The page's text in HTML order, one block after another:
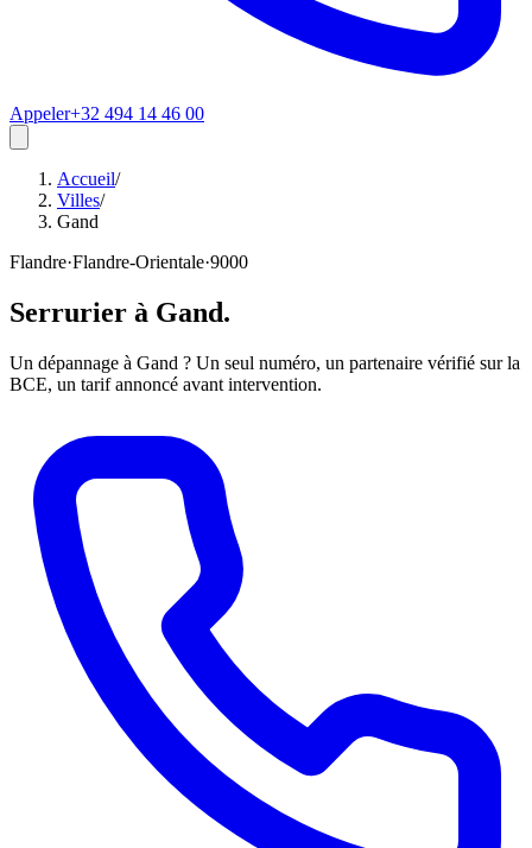
Appeler+32 494 14 46 00
Accueil/
Villes/
Gand
Flandre·Flandre-Orientale·9000
Serrurier à Gand.
Un dépannage à Gand ? Un seul numéro, un partenaire vérifié sur la
BCE, un tarif annoncé avant intervention.